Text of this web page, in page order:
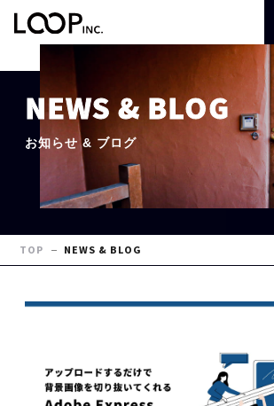
NEWS & BLOG
お知らせ & ブログ
TOP NEWS & BLOG